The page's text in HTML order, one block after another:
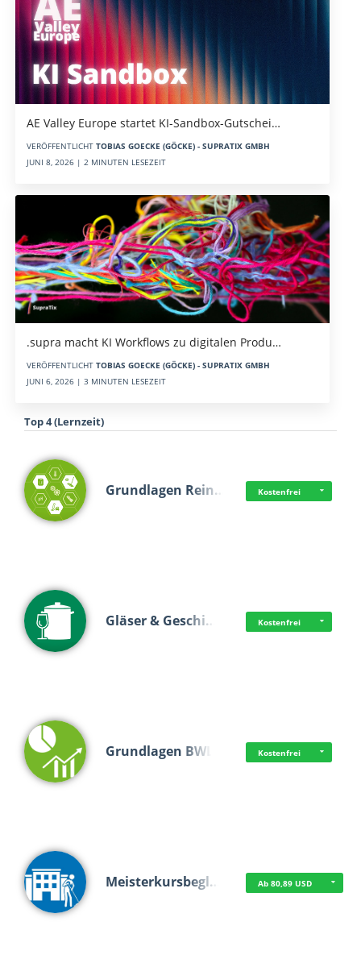
AE Valley Europe startet KI-Sandbox-Gutschei…
VERÖFFENTLICHT TOBIAS GOECKE (GÖCKE) - SUPRATIX GMBH
JUNI 8, 2026 | 2 MINUTEN LESEZEIT
.supra macht KI Workflows zu digitalen Produ…
VERÖFFENTLICHT TOBIAS GOECKE (GÖCKE) - SUPRATIX GMBH
JUNI 6, 2026 | 3 MINUTEN LESEZEIT
Top 4 (Lernzeit)
Grundlagen Rein… Kostenfrei
Gläser & Geschi… Kostenfrei
Grundlagen BWL Kostenfrei
Meisterkursbegl… Ab 80,89 USD